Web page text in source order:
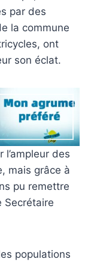
par des
la commune
ont
son éclat.
des
mais grâce à
pu remettre
Secrétaire
populations